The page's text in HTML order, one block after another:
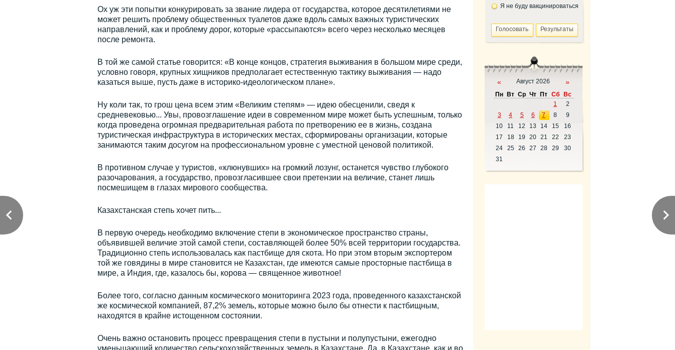
Ох уж эти попытки конкурировать за звание лидера от государства, которое десятилетиями не
может решить проблему общественных туалетов даже вдоль самых важных туристических
направлений, как и проблему дорог, которые «рассыпаются» всего через несколько месяцев
после ремонта.
В той же самой статье говорится: «В конце концов, стратегия выживания в большом мире среди,
условно говоря, крупных хищников предполагает естественную тактику выживания — надо
казаться выше, пусть даже в историко-идеологическом плане».
Ну коли так, то грош цена всем этим «Великим степям» — идею обесценили, сведя к
средневековью... Увы, провозглашение идеи в современном мире может быть успешным, только
когда проведена огромная предварительная работа по претворению ее в жизнь, создана
туристическая инфраструктура в исторических местах, сформированы организации, которые
занимаются таким досугом на профессиональном уровне с уместной ценовой политикой.
В противном случае у туристов, «клюнувших» на громкий лозунг, останется чувство глубокого
разочарования, а государство, провозгласившее свои претензии на величие, станет лишь
посмешищем в глазах мирового сообщества.
Казахстанская степь хочет пить...
В первую очередь необходимо включение степи в экономическое пространство страны,
объявившей величие этой самой степи, составляющей более 50% всей территории государства.
Традиционно степь использовалась как пастбище для скота. Но при этом вторым экспортером
той же говядины в мире становится не Казахстан, где имеются самые просторные пастбища в
мире, а Индия, где, казалось бы, корова — священное животное!
Более того, согласно данным космического мониторинга 2023 года, проведенного казахстанской
же космической компанией, 87,2% земель, которые можно было бы отнести к пастбищным,
находятся в крайне истощенном состоянии.
Очень важно остановить процесс превращения степи в пустыни и полупустыни, ежегодно
уменьшающий количество сельскохозяйственных земель в Казахстане. Да, в Казахстане, как и во
Я не буду вакцинироваться
« Август 2026 »
Пн Вт Ср Чт Пт Сб
Вс
1
2
3
4 5 6 7 8
9
10
11 12 13 14 15
16
17
18 19 20 21 22
23
24
25 26 27 28 29
30
31